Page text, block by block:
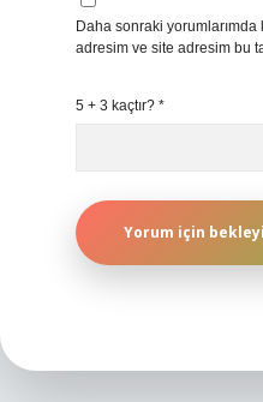
Daha sonraki yorumlarımda
adresim ve site adresim bu
5 + 3 kaçtır? *